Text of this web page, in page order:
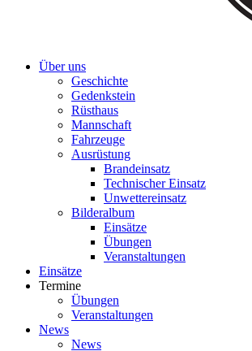
Über uns
Geschichte
Gedenkstein
Rüsthaus
Mannschaft
Fahrzeuge
Ausrüstung
Brandeinsatz
Technischer Einsatz
Unwettereinsatz
Bilderalbum
Einsätze
Übungen
Veranstaltungen
Einsätze
Termine
Übungen
Veranstaltungen
News
News